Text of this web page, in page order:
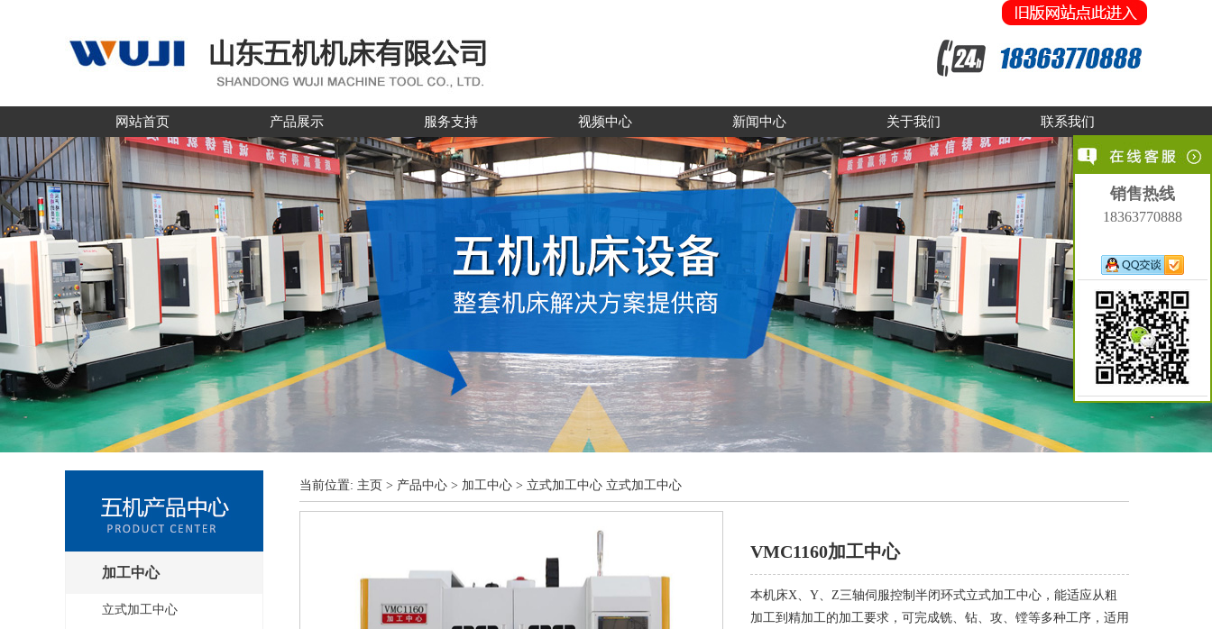
网站首页 产品展示 服务支持 视频中心 新闻中心 关于我们 联系我们
加工中心
立式加工中心
当前位置: 主页 > 产品中心 > 加工中心 > 立式加工中心 立式加工中心
VMC1160加工中心
本机床X、Y、Z三轴伺服控制半闭环式立式加工中心，能适应从粗
加工到精加工的加工要求，可完成铣、钻、攻、镗等多种工序，适用
销售热线
18363770888